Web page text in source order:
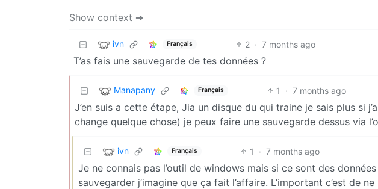
Show context ➔
ivn Français 2 · 7 months ago
T’as fais une sauvegarde de tes données ?
Manapany Français 1 · 7 months ago
J’en suis a cette étape, Jia un disque du qui traine je sais plus si
change quelque chose) je peux faire une sauvegarde dessus via
ivn Français 1 · 7 months ago
Je ne connais pas l’outil de windows mais si ce sont des
sauvegarder j’imagine que ça fait l’affaire. L’important c’est de